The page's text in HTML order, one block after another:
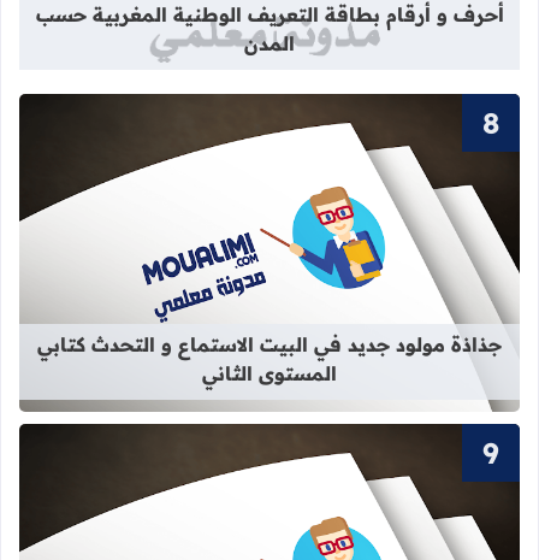
أحرف و أرقام بطاقة التعريف الوطنية المغربية حسب
المدن
قراءة المزيد عن جذاذة مولود جديد
جذاذة مولود جديد في البيت الاستماع و التحدث كتابي
المستوى الثاني